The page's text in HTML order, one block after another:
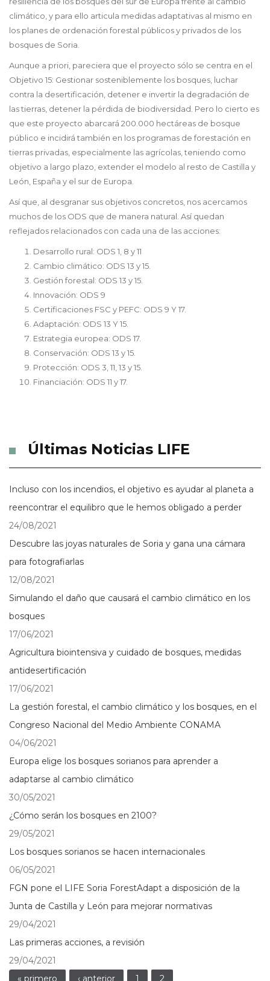
climático, y para ello articula medidas adaptativas al mismo en
los planes de ordenación forestal públicos y privados de los
bosques de Soria.
Aunque a priori, pareciera que el proyecto sólo se centra en el
Objetivo 15: Gestionar sosteniblemente los bosques, luchar
contra la desertificación, detener e invertir la degradación de
las tierras, detener la pérdida de biodiversidad. Pero lo cierto es
que este proyecto abarcará 200.000 hectáreas de bosque
público e incidirá también en los programas de forestación en
tierras privadas, especialmente las agrícolas, teniendo como
objetivo a largo plazo, extender el modelo al resto de Castilla y
León, España y el sur de Europa.
Así que, al desgranar sus objetivos concretos, nos acercamos
muchos de los ODS que de manera natural. Así quedan
reflejados relacionados con cada una de las acciones:
Desarrollo rural: ODS 1, 8 y 11
Cambio climático: ODS 13 y 15.
Gestión forestal: ODS 13 y 15.
Innovación: ODS 9
Certificaciones FSC y PEFC: ODS 9 Y 17.
Adaptación: ODS 13 Y 15.
Estrategia europea: ODS 17.
Conservación: ODS 13 y 15.
Protección: ODS 3, 11, 13 y 15.
Financiación: ODS 11 y 17.
Últimas Noticias LIFE
Incluso con los incendios, el objetivo es ayudar al planeta a
reencontrar el equilibro que le hemos obligado a perder
24/08/2021
Descubre las joyas naturales de Soria y gana una cámara
para fotografiarlas
12/08/2021
Simulando el daño que causará el cambio climático en los
bosques
17/06/2021
Agricultura biointensiva y cuidado de bosques, medidas
antidesertificación
17/06/2021
La gestión forestal, el cambio climático y los bosques, en el
Congreso Nacional del Medio Ambiente CONAMA
04/06/2021
Europa elige los bosques sorianos para aprender a
adaptarse al cambio climático
30/05/2021
¿Cómo serán los bosques en 2100?
29/05/2021
Los bosques sorianos se hacen internacionales
06/05/2021
FGN pone el LIFE Soria ForestAdapt a disposición de la
Junta de Castilla y León para mejorar normativas
29/04/2021
Las primeras acciones, a revisión
29/04/2021
« primero ‹ anterior 1
2